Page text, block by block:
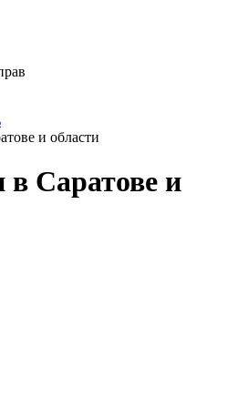
и области
в Саратове и